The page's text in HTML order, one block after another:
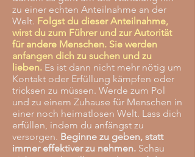
zu einer echten Anteilnahme an der
Welt. Folgst du dieser Anteilnahme,
wirst du zum Führer und zur Autorität
für andere Menschen. Sie werden
anfangen dich zu suchen und zu
lieben. Es ist dann nicht mehr nötig um
Kontakt oder Erfüllung kämpfen oder
tricksen zu müssen. Werde zum Pol
und zu einem Zuhause für Menschen in
einer noch heimatlosen Welt. Lass dich
erfüllen, indem du anfängst zu
versorgen. Beginne zu geben, statt
immer effektiver zu nehmen. Schau